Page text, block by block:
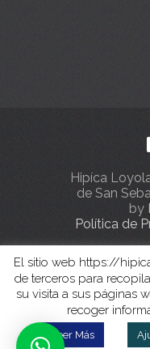
Hipíca
de San
by
Política de
El sitio web https://
de terceros para
su visita a sus páginas
recoger
Leer Más